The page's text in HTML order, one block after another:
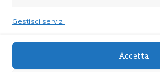
Gestisci servizi
Accetta
96015470825 - Testata